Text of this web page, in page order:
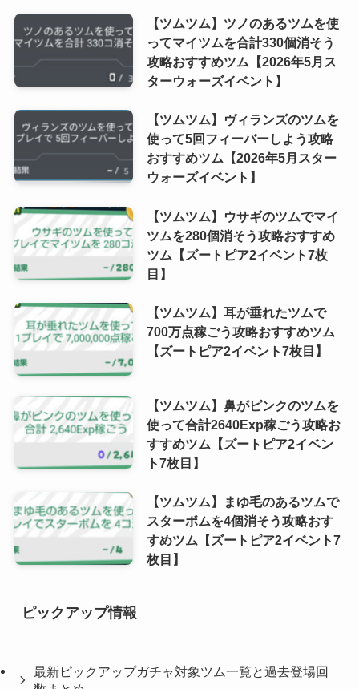
【ツムツム】ツノのあるツムを使
ってマイツムを合計330個消そう
攻略おすすめツム【2026年5月ス
ターウォーズイベント】
【ツムツム】ヴィランズのツムを
使って5回フィーバーしよう攻略
おすすめツム【2026年5月スター
ウォーズイベント】
【ツムツム】ウサギのツムでマイ
ツムを280個消そう攻略おすすめ
ツム【ズートピア2イベント7枚
目】
【ツムツム】耳が垂れたツムで
700万点稼ごう攻略おすすめツム
【ズートピア2イベント7枚目】
【ツムツム】鼻がピンクのツムを
使って合計2640Exp稼ごう攻略お
すすめツム【ズートピア2イベン
ト7枚目】
【ツムツム】まゆ毛のあるツムで
スターボムを4個消そう攻略おす
すめツム【ズートピア2イベント7
枚目】
ピックアップ情報
最新ピックアップガチャ対象ツム一覧と過去登場回